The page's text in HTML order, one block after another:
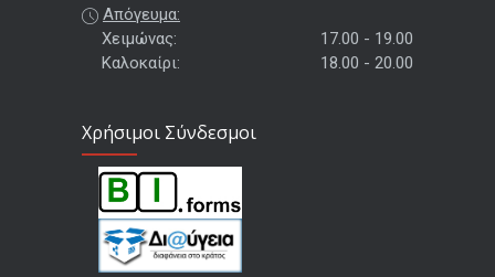
Απόγευμα:
Χειμώνας:
17.00 - 19.00
Καλοκαίρι:
18.00 - 20.00
Χρήσιμοι Σύνδεσμοι